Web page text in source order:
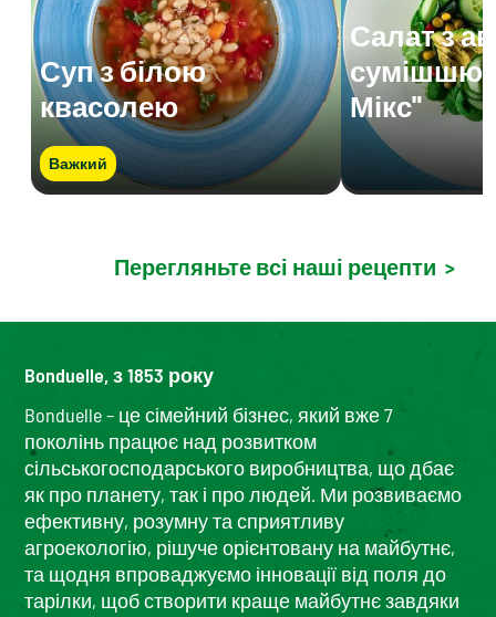
Суп з білою
квасолею
Важкий
Салат з
сумішшю
Мікс"
Перегляньте всі наші рецепти >
Bonduelle, з 1853 року
Bonduelle – це сімейний бізнес, який вже 7
поколінь працює над розвитком
сільськогосподарського виробництва, що дбає
як про планету, так і про людей. Ми розвиваємо
ефективну, розумну та сприятливу
агроекологію, рішуче орієнтовану на майбутнє,
та щодня впроваджуємо інновації від поля до
тарілки, щоб створити краще майбутнє завдяки